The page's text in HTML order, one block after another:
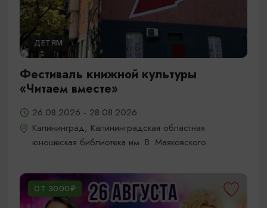
ДЕТЯМ
Фестиваль книжной культуры
«Читаем вместе»
26.08.2026 - 28.08.2026
Калининград, Калининградская областная
юношеская библиотека им. В. Маяковского
ОТ 3000₽